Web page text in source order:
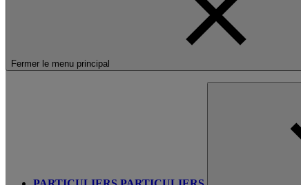
Fermer le menu principal